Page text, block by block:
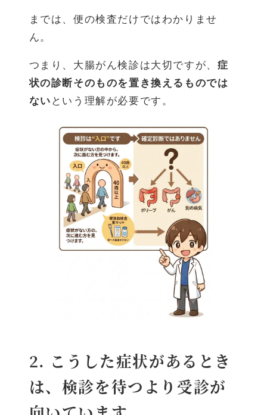
までは、便の検査だけではわかりませ
ん。
つまり、大腸がん検診は大切ですが、 症
状の診断そのものを置き換えるものでは
ない という理解が必要です。
2. こうした症状があるとき
は、検診を待つより受診が